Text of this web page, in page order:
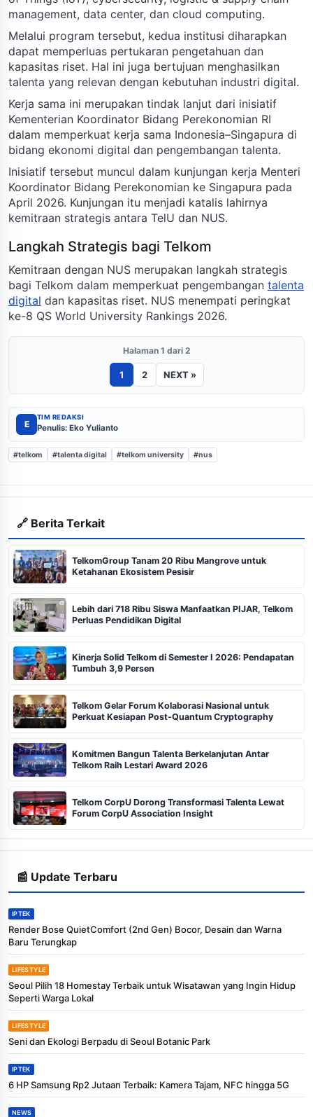
management, data center, dan cloud computing.
Melalui program tersebut, kedua institusi diharapkan
dapat memperluas pertukaran pengetahuan dan
kapasitas riset. Hal ini juga bertujuan menghasilkan
talenta yang relevan dengan kebutuhan industri digital.
Kerja sama ini merupakan tindak lanjut dari inisiatif
Kementerian Koordinator Bidang Perekonomian RI
dalam memperkuat kerja sama Indonesia–Singapura di
bidang ekonomi digital dan pengembangan talenta.
Inisiatif tersebut muncul dalam kunjungan kerja Menteri
Koordinator Bidang Perekonomian ke Singapura pada
April 2026. Kunjungan itu menjadi katalis lahirnya
kemitraan strategis antara TelU dan NUS.
Langkah Strategis bagi Telkom
Kemitraan dengan NUS merupakan langkah strategis
bagi Telkom dalam memperkuat pengembangan talenta
digital dan kapasitas riset. NUS menempati peringkat
ke-8 QS World University Rankings 2026.
Halaman 1 dari 2
1 2 NEXT »
E
TIM REDAKSI
Penulis: Eko Yulianto
#telkom #talenta digital #telkom university #nus
🔗 Berita Terkait
TelkomGroup Tanam 20 Ribu Mangrove untuk
Ketahanan Ekosistem Pesisir
Lebih dari 718 Ribu Siswa Manfaatkan PIJAR, Telkom
Perluas Pendidikan Digital
Kinerja Solid Telkom di Semester I 2026: Pendapatan
Tumbuh 3,9 Persen
Telkom Gelar Forum Kolaborasi Nasional untuk
Perkuat Kesiapan Post-Quantum Cryptography
Komitmen Bangun Talenta Berkelanjutan Antar
Telkom Raih Lestari Award 2026
Telkom CorpU Dorong Transformasi Talenta Lewat
Forum CorpU Association Insight
📰 Update Terbaru
IPTEK
Render Bose QuietComfort (2nd Gen) Bocor, Desain dan Warna
Baru Terungkap
LIFESTYLE
Seoul Pilih 18 Homestay Terbaik untuk Wisatawan yang Ingin Hidup
Seperti Warga Lokal
LIFESTYLE
Seni dan Ekologi Berpadu di Seoul Botanic Park
IPTEK
6 HP Samsung Rp2 Jutaan Terbaik: Kamera Tajam, NFC hingga 5G
NEWS